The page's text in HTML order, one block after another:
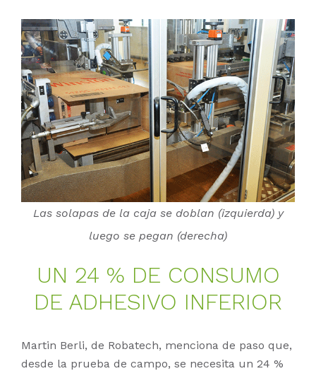
Las solapas de la caja se doblan (izquierda) y
luego se pegan (derecha)
UN 24 % DE CON­SU­MO
DE AD­HE­SI­VO IN­FE­RI­OR
Martin Berli, de Robatech, menciona de paso que,
desde la prueba de campo, se necesita un 24 %